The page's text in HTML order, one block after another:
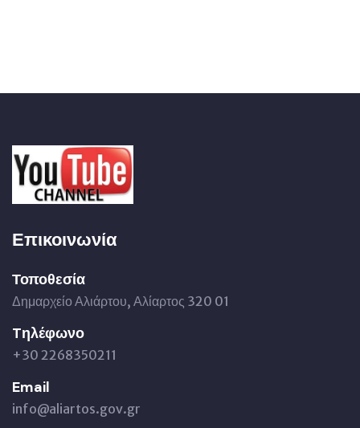
Επικοινωνία
Τοποθεσία
Δημαρχείο Αλιάρτου, Αλίαρτος 320 01
Tηλέφωνο
+30 2268350211
Email
info@aliartos.gov.gr